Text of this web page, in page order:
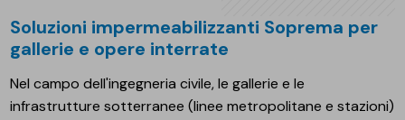
Soluzioni impermeabilizzanti Soprema per
gallerie e opere interrate
Nel campo dell'ingegneria civile, le gallerie e le
infrastrutture sotterranee (linee metropolitane e stazioni)